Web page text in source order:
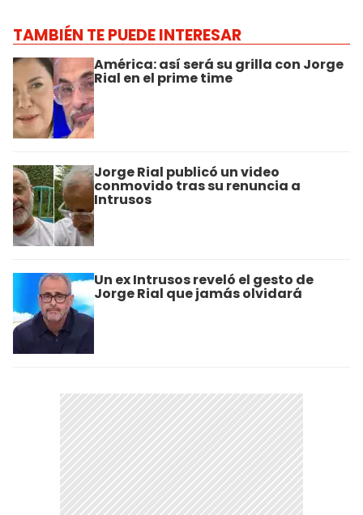
TAMBIÉN TE PUEDE INTERESAR
América: así será su grilla con Jorge
Rial en el prime time
Jorge Rial publicó un video
conmovido tras su renuncia a
Intrusos
Un ex Intrusos reveló el gesto de
Jorge Rial que jamás olvidará